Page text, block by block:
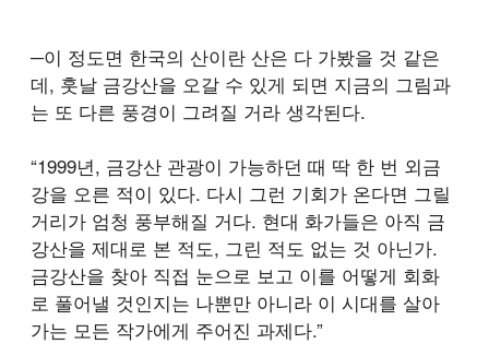
─이 정도면 한국의 산이란 산은 다 가봤을 것 같은
데, 훗날 금강산을 오갈 수 있게 되면 지금의 그림과
는 또 다른 풍경이 그려질 거라 생각된다.
“1999년, 금강산 관광이 가능하던 때 딱 한 번 외금
강을 오른 적이 있다. 다시 그런 기회가 온다면 그릴
거리가 엄청 풍부해질 거다. 현대 화가들은 아직 금
강산을 제대로 본 적도, 그린 적도 없는 것 아닌가.
금강산을 찾아 직접 눈으로 보고 이를 어떻게 회화
로 풀어낼 것인지는 나뿐만 아니라 이 시대를 살아
가는 모든 작가에게 주어진 과제다.”